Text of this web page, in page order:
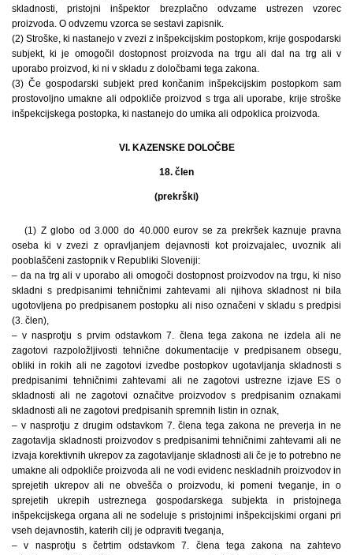
skladnosti, pristojni inšpektor brezplačno odvzame ustrezen vzorec
proizvoda. O odvzemu vzorca se sestavi zapisnik.
(2) Stroške, ki nastanejo v zvezi z inšpekcijskim postopkom, krije gospodarski
subjekt, ki je omogočil dostopnost proizvoda na trgu ali dal na trg ali v
uporabo proizvod, ki ni v skladu z določbami tega zakona.
(3) Če gospodarski subjekt pred končanim inšpekcijskim postopkom sam
prostovoljno umakne ali odpokliče proizvod s trga ali uporabe, krije stroške
inšpekcijskega postopka, ki nastanejo do umika ali odpoklica proizvoda.
VI. KAZENSKE DOLOČBE
18. člen
(prekrški)
(1) Z globo od 3.000 do 40.000 eurov se za prekršek kaznuje pravna
oseba ki v zvezi z opravljanjem dejavnosti kot proizvajalec, uvoznik ali
pooblaščeni zastopnik v Republiki Sloveniji:
– da na trg ali v uporabo ali omogoči dostopnost proizvodov na trgu, ki niso
skladni s predpisanimi tehničnimi zahtevami ali njihova skladnost ni bila
ugotovljena po predpisanem postopku ali niso označeni v skladu s predpisi
(3. člen),
– v nasprotju s prvim odstavkom 7. člena tega zakona ne izdela ali ne
zagotovi razpoložljivosti tehnične dokumentacije v predpisanem obsegu,
obliki in rokih ali ne zagotovi izvedbe postopkov ugotavljanja skladnosti s
predpisanimi tehničnimi zahtevami ali ne zagotovi ustrezne izjave ES o
skladnosti ali ne zagotovi označitve proizvodov s predpisanim oznakami
skladnosti ali ne zagotovi predpisanih spremnih listin in oznak,
– v nasprotju z drugim odstavkom 7. člena tega zakona ne preverja in ne
zagotavlja skladnosti proizvodov s predpisanimi tehničnimi zahtevami ali ne
izvaja korektivnih ukrepov za zagotavljanje skladnosti ali če je to potrebno ne
umakne ali odpokliče proizvoda ali ne vodi evidenc neskladnih proizvodov in
sprejetih ukrepov ali ne obvešča o proizvodu, ki pomeni tveganje, in o
sprejetih ukrepih ustreznega gospodarskega subjekta in pristojnega
inšpekcijskega organa ali ne sodeluje s pristojnimi inšpekcijskimi organi pri
vseh dejavnostih, katerih cilj je odpraviti tveganja,
– v nasprotju s četrtim odstavkom 7. člena tega zakona na zahtevo